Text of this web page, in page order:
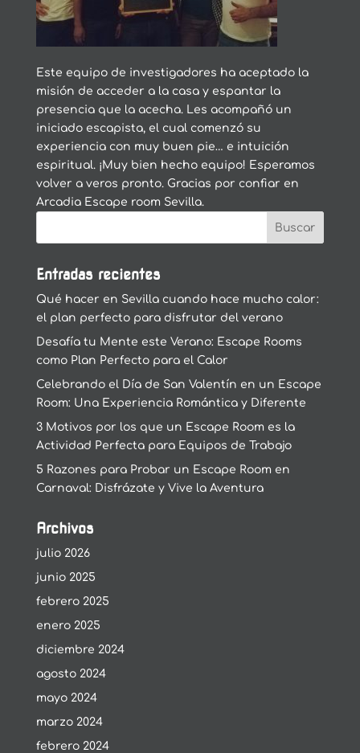
Este equipo de investigadores ha aceptado la
misión de acceder a la casa y espantar la
presencia que la acecha. Les acompañó un
iniciado escapista, el cual comenzó su
experiencia con muy buen pie… e intuición
espiritual. ¡Muy bien hecho equipo! Esperamos
volver a veros pronto. Gracias por confiar en
Arcadia Escape room Sevilla.
Entradas recientes
Qué hacer en Sevilla cuando hace mucho calor:
el plan perfecto para disfrutar del verano
Desafía tu Mente este Verano: Escape Rooms
como Plan Perfecto para el Calor
Celebrando el Día de San Valentín en un Escape
Room: Una Experiencia Romántica y Diferente
3 Motivos por los que un Escape Room es la
Actividad Perfecta para Equipos de Trabajo
5 Razones para Probar un Escape Room en
Carnaval: Disfrázate y Vive la Aventura
Archivos
julio 2026
junio 2025
febrero 2025
enero 2025
diciembre 2024
agosto 2024
mayo 2024
marzo 2024
febrero 2024